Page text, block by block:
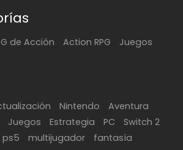
de Acción Action RPG Juegos
Nintendo
Aventura
Juegos Estrategia PC
Switch 2
ps5 multijugador fantasía